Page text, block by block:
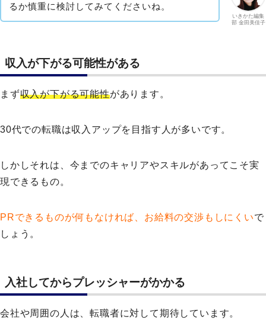
いきかた編集
部 金田美佳子
るか慎重に検討してみてくださいね。
収入が下がる可能性がある
まず収入が下がる可能性があります。
30代での転職は収入アップを目指す人が多いです。
しかしそれは、今までのキャリアやスキルがあってこそ実
現できるもの。
PRできるものが何もなければ、お給料の交渉もしにくいで
しょう。
入社してからプレッシャーがかかる
会社や周囲の人は、転職者に対して期待しています。